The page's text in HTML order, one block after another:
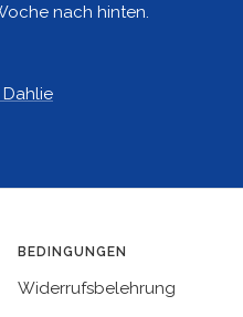
nach hinten.
BEDINGUNGEN
Widerrufsbelehrung